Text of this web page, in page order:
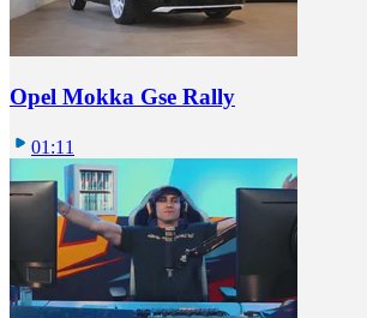
Opel Mokka Gse Rally
01:11